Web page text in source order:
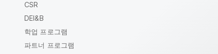
CSR
DEI&B
학업 프로그램
파트너 프로그램